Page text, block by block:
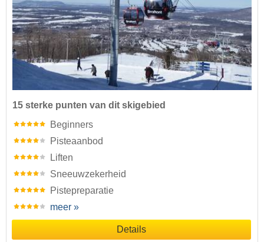
15 sterke punten van dit skigebied
Beginners
Pisteaanbod
Liften
Sneeuwzekerheid
Pistepreparatie
meer »
Details